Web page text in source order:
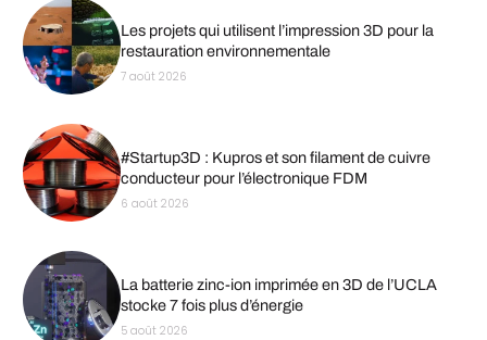
Les projets qui utilisent l’impression 3D pour la
restauration environnementale
7 août 2026
#Startup3D : Kupros et son filament de cuivre
conducteur pour l’électronique FDM
6 août 2026
La batterie zinc-ion imprimée en 3D de l’UCLA
stocke 7 fois plus d’énergie
5 août 2026